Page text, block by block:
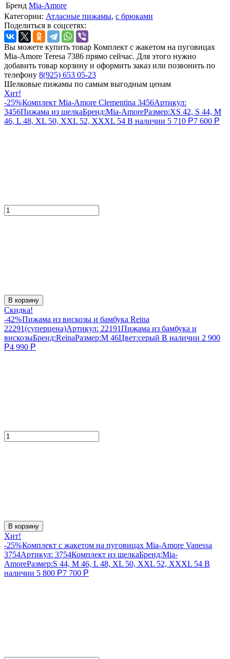
Бренд Mia-Amore
Категории: Атласные пижамы, с брюками
Поделиться в соцсетях:
Вы можете купить товар Комплект с жакетом на пуговицах
Mia-Amore Teresa 7386 прямо сейчас. Для этого нужно
добавить товар корзину и оформить заказ или позвонить по
телефону 8(925) 653 05-23
Шелковые пижамы по самым выгодным ценам
Хит!
-25%Комплект Mia-Amore Clementina 3456Артикул:
3456Пижама из шелкаБренд:Mia-AmoreРазмер:XS 42, S 44, M
46, L 48, XL 50, XXL 52, XXXL 54 В наличии 5 710 Р7 600 Р
В корзину
Скидка!
-42%Пижама из вискозы и бамбука Reina
22291(суперцена)Артикул: 22191Пижама из бамбука и
вискозыБренд:ReinaРазмер:M 46Цвет:серый В наличии 2 900
Р4 990 Р
В корзину
Хит!
-25%Комплект с жакетом на пуговицах Mia-Amore Vanessa
3754Артикул: 3754Комплект из шелкаБренд:Mia-
AmoreРазмер:S 44, M 46, L 48, XL 50, XXL 52, XXXL 54 В
наличии 5 800 Р7 700 Р